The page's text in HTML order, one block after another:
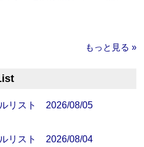
もっと見る »
リスト 2026/08/05
リスト 2026/08/04